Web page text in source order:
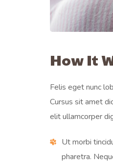
How It
Felis eget nunc
Cursus sit amet
elit ullamcorper
Ut morbi
pharetra.